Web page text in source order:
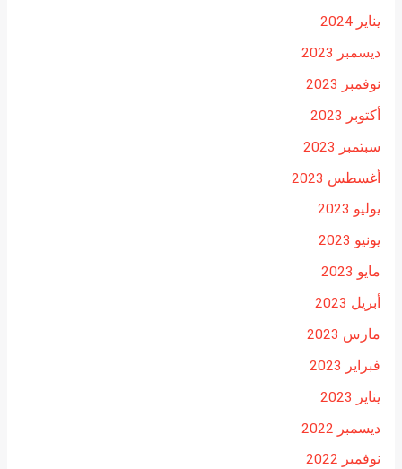
يناير 2024
ديسمبر 2023
نوفمبر 2023
أكتوبر 2023
سبتمبر 2023
أغسطس 2023
يوليو 2023
يونيو 2023
مايو 2023
أبريل 2023
مارس 2023
فبراير 2023
يناير 2023
ديسمبر 2022
نوفمبر 2022